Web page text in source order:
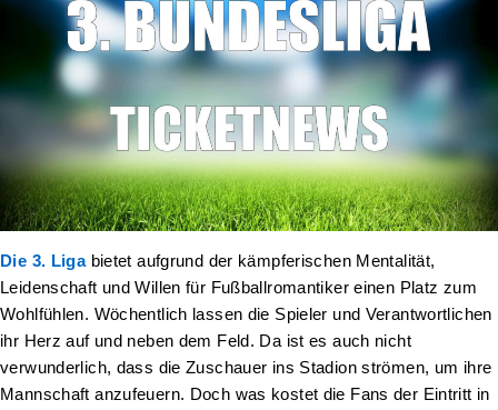
Die 3. Ligabietet aufgrund der kämpferischen Mentalität,
Leidenschaft und Willen für Fußballromantiker einen Platz zum
Wohlfühlen. Wöchentlich lassen die Spieler und Verantwortlichen
ihr Herz auf und neben dem Feld. Da ist es auch nicht
verwunderlich, dass die Zuschauer ins Stadion strömen, um ihre
Mannschaft anzufeuern. Doch was kostet die Fans der Eintritt in